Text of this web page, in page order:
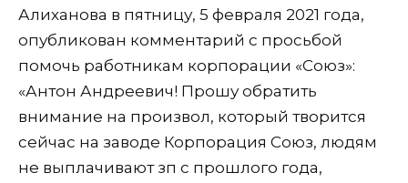
Алиханова в пятницу, 5 февраля 2021 года,
опубликован комментарий с просьбой
помочь работникам корпорации «Союз»:
«Антон Андреевич! Прошу обратить
внимание на произвол, который творится
сейчас на заводе Корпорация Союз, людям
не выплачивают зп с прошлого года,